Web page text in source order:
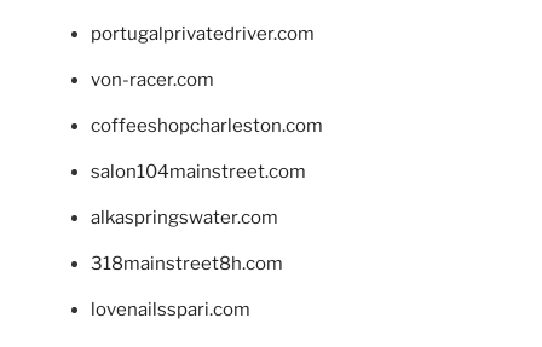
portugalprivatedriver.com
von-racer.com
coffeeshopcharleston.com
salon104mainstreet.com
alkaspringswater.com
318mainstreet8h.com
lovenailsspari.com